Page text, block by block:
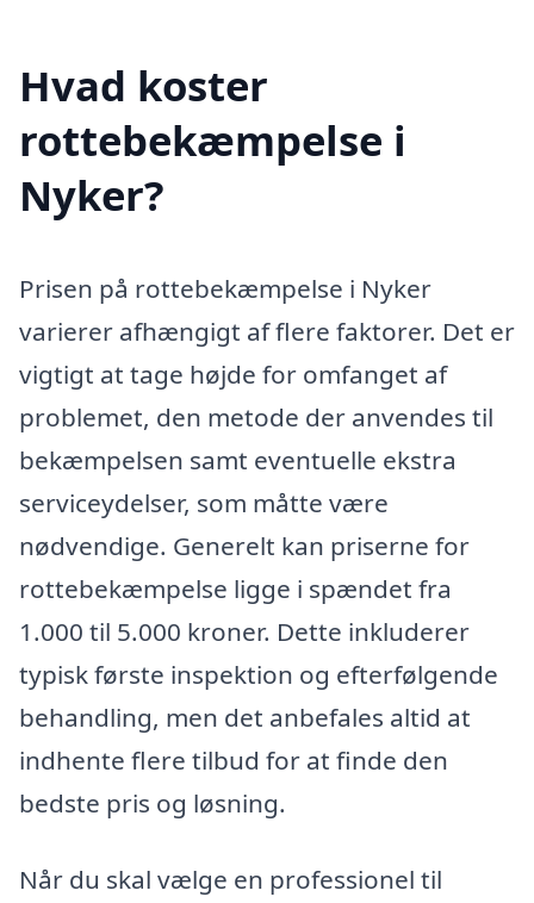
Hvad koster
rottebekæmpelse i
Nyker?
Prisen på rottebekæmpelse i Nyker
varierer afhængigt af flere faktorer. Det er
vigtigt at tage højde for omfanget af
problemet, den metode der anvendes til
bekæmpelsen samt eventuelle ekstra
serviceydelser, som måtte være
nødvendige. Generelt kan priserne for
rottebekæmpelse ligge i spændet fra
1.000 til 5.000 kroner. Dette inkluderer
typisk første inspektion og efterfølgende
behandling, men det anbefales altid at
indhente flere tilbud for at finde den
bedste pris og løsning.
Når du skal vælge en professionel til